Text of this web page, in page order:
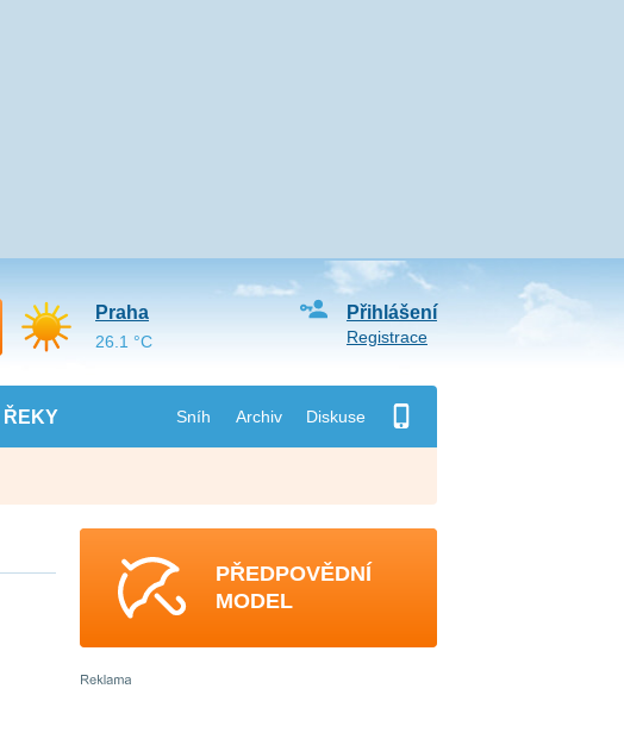
ŘEKY Sníh Archiv Diskuse
Přihlášení
Registrace
Praha
26.1 °C
PŘEDPOVĚDNÍ
MODEL